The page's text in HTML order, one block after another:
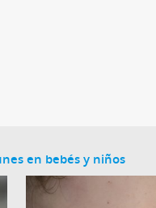
en bebés y niños